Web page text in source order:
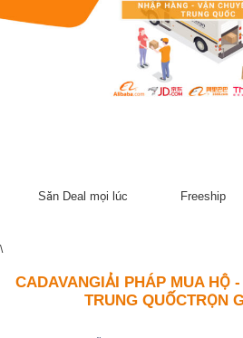
Săn Deal mọi lúc Freeship
\
CADAVANGIẢI PHÁP MUA HỘ
TRUNG QUỐCTRỌN